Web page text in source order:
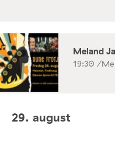
Meland
19:30 /
29. august